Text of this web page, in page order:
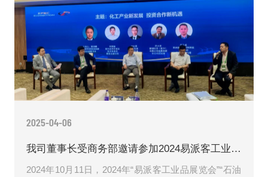
2025-04-06
我司董事长受商务部邀请参加2024易派客工业品展览会并进行圆桌对话
2024年10月11日，2024年“易派客工业品展览会”“石油